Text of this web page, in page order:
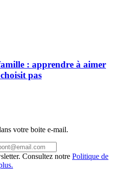
: apprendre à aimer
pas
votre boite e-mail.
Consultez notre Politique de